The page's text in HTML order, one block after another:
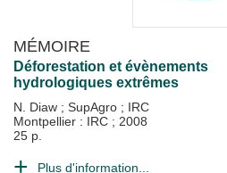
MÉMOIRE
Déforestation et évènements
hydrologiques extrêmes
N. Diaw ; SupAgro ; IRC
Montpellier : IRC ; 2008
25 p.
Plus d'information...